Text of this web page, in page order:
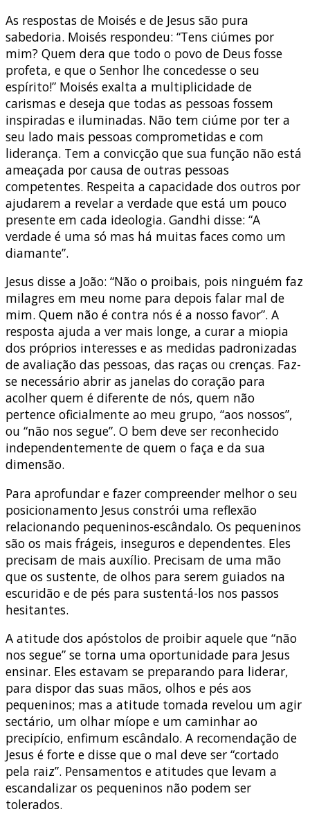
As respostas de Moisés e de Jesus são pura
sabedoria. Moisés respondeu: “Tens ciúmes por
mim? Quem dera que todo o povo de Deus fosse
profeta, e que o Senhor lhe concedesse o seu
espírito!” Moisés exalta a multiplicidade de
carismas e deseja que todas as pessoas fossem
inspiradas e iluminadas. Não tem ciúme por ter a
seu lado mais pessoas comprometidas e com
liderança. Tem a convicção que sua função não está
ameaçada por causa de outras pessoas
competentes. Respeita a capacidade dos outros por
ajudarem a revelar a verdade que está um pouco
presente em cada ideologia. Gandhi disse: “A
verdade é uma só mas há muitas faces como um
diamante”.
Jesus disse a João: “Não o proibais, pois ninguém faz
milagres em meu nome para depois falar mal de
mim. Quem não é contra nós é a nosso favor”. A
resposta ajuda a ver mais longe, a curar a miopia
dos próprios interesses e as medidas padronizadas
de avaliação das pessoas, das raças ou crenças. Faz-
se necessário abrir as janelas do coração para
acolher quem é diferente de nós, quem não
pertence oficialmente ao meu grupo, “aos nossos”,
ou “não nos segue”. O bem deve ser reconhecido
independentemente de quem o faça e da sua
dimensão.
Para aprofundar e fazer compreender melhor o seu
posicionamento Jesus constrói uma reflexão
relacionando pequeninos-escândalo. Os pequeninos
são os mais frágeis, inseguros e dependentes. Eles
precisam de mais auxílio. Precisam de uma mão
que os sustente, de olhos para serem guiados na
escuridão e de pés para sustentá-los nos passos
hesitantes.
A atitude dos apóstolos de proibir aquele que “não
nos segue” se torna uma oportunidade para Jesus
ensinar. Eles estavam se preparando para liderar,
para dispor das suas mãos, olhos e pés aos
pequeninos; mas a atitude tomada revelou um agir
sectário, um olhar míope e um caminhar ao
precipício, enfimum escândalo. A recomendação de
Jesus é forte e disse que o mal deve ser “cortado
pela raiz”. Pensamentos e atitudes que levam a
escandalizar os pequeninos não podem ser
tolerados.